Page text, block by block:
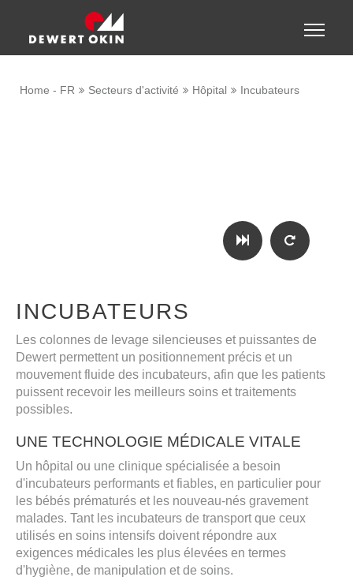
Toggle
Home - FR Secteurs d'activité Hôpital Incubateurs
INCUBATEURS
Les colonnes de levage silencieuses et puissantes de
Dewert permettent un positionnement précis et un
mouvement fluide des incubateurs, afin que les patients
puissent recevoir les meilleurs soins et traitements
possibles.
UNE TECHNOLOGIE MÉDICALE VITALE
Un hôpital ou une clinique spécialisée a besoin
d'incubateurs performants et fiables, en particulier pour
les bébés prématurés et les nouveau-nés gravement
malades. Tant les incubateurs de transport que ceux
utilisés en soins intensifs doivent répondre aux
exigences médicales les plus élevées en termes
d'hygiène, de manipulation et de soins.